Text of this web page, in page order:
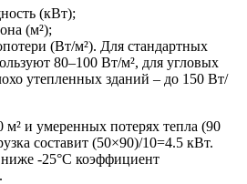
(кВт);
(м²);
(Вт/м²). Для стандартных
80–100 Вт/м², для угловых
утепленных зданий – до 150 Вт/
и умеренных потерях тепла (90
составит (50×90)/10=4.5 кВт.
-25°C коэффициент